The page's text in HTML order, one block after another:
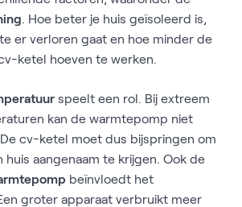
. Hoe beter je huis geïsoleerd is,
er verloren gaat en hoe minder de
ketel hoeven te werken.
speelt een rol. Bij extreem
kan de warmtepomp niet
cv-ketel moet dus bijspringen om
aangenaam te krijgen. Ook de
beïnvloedt het
groter apparaat verbruikt meer